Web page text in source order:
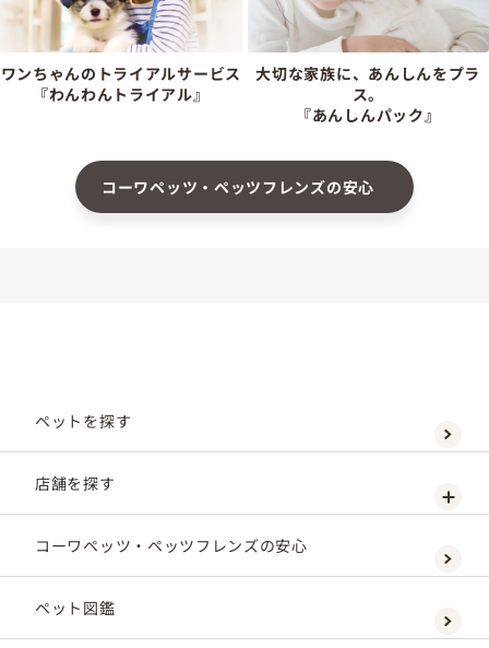
ワンちゃんのトライアルサービス
『わんわんトライアル』
大切な家族に、あんしんをプラ
ス。
『あんしんパック』
コーワペッツ・ペッツフレンズの安心
ペットを探す
店舗を探す
コーワペッツ・ペッツフレンズの安心
ペット図鑑